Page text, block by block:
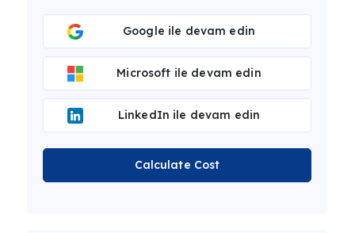
Google ile devam edin
Microsoft ile devam edin
LinkedIn ile devam edin
Calculate Cost